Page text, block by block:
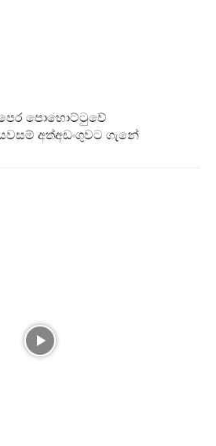
පොහොට්ටුවේ
අත්අඩංගුවට ගැනේ